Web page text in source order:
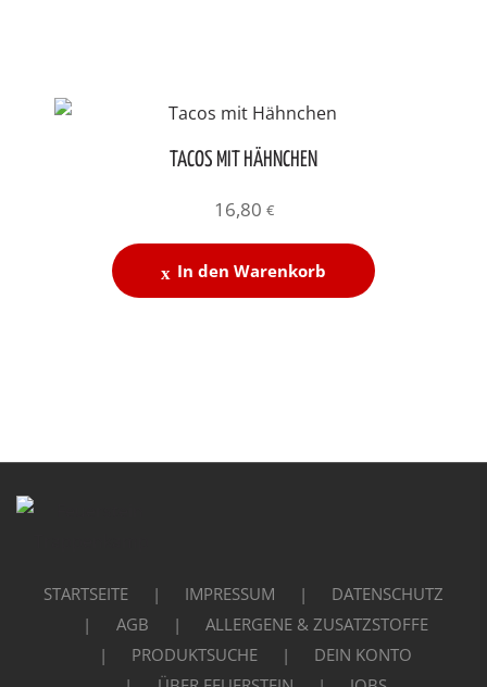
TACOS MIT HÄHNCHEN
16,80 €
In den Warenkorb
STARTSEITE IMPRESSUM
DATENSCHUTZ
AGB
ALLERGENE & ZUSATZSTOFFE
PRODUKTSUCHE
DEIN KONTO